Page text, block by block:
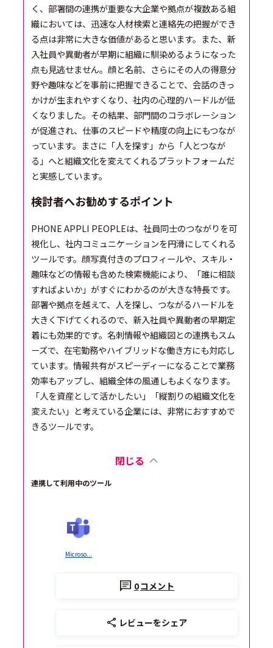
く、部署間の連携が重要な大企業や拠点が複数ある組
織においては、迅速な人材検索と連絡先の把握ができ
る点は非常に大きな価値があると思います。また、新
入社員や異動者が早期に組織に馴染めるようになった
点も見逃せません。顔と名前、さらにその人の得意分
野や趣味などを事前に把握できることで、会話のきっ
かけが生まれやすくなり、社内の心理的ハードルが低
くなりました。その結果、部門間のコラボレーション
が促進され、仕事のスピードや精度の向上にもつなが
っています。まさに「人を探す」から「人とつなが
る」へと組織文化を変えてくれるプラットフォームだ
と実感しています。
検討者へお勧めするポイント
PHONE APPLI PEOPLEは、社員同士のつながりを可
視化し、社内コミュニケーションを円滑にしてくれる
ツールです。顔写真付きのプロフィールや、スキル・
趣味などの情報も含めた検索機能により、「誰に相談
すればよいか」がすぐにわかるのが大きな特長です。
部署や拠点を越えて、人を探し、つながるハードルを
大きく下げてくれるので、新入社員や異動者の早期定
着にも効果的です。名刺情報や組織図との連携もスム
ーズで、在宅勤務やハイブリッドな働き方にも対応し
ています。情報共有がスピーディーになることで業務
効率もアップし、組織全体の風通しもよくなります。
「人を資産として活かしたい」「縦割りの組織文化を
変えたい」と考えている企業には、非常におすすめで
きるツールです。
閉じる
連携して利用中のツール
Microso...
0コメント
レビューをシェア